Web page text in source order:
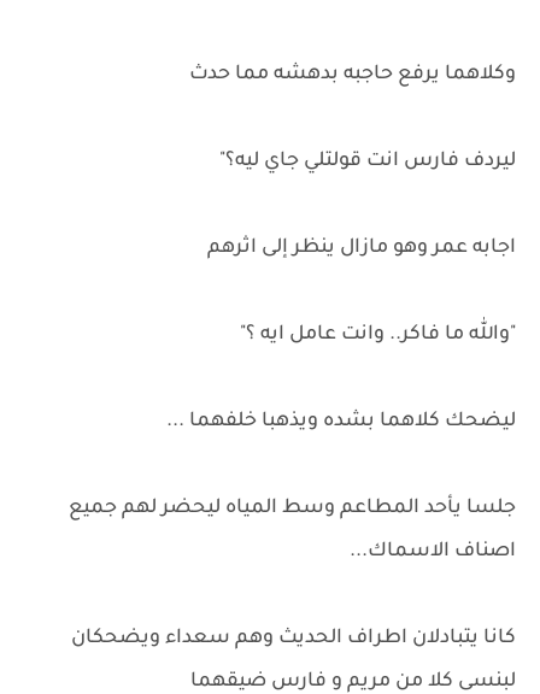
وكلاهما يرفع حاجبه بدهشه مما حدث
ليردف فارس انت قولتلي جاي ليه؟"
اجابه عمر وهو مازال ينظر إلى اثرهم
"والله ما فاكر.. وانت عامل ايه ؟"
ليضحك كلاهما بشده ويذهبا خلفهما ...
جلسا يأحد المطاعم وسط المياه ليحضر لهم جميع
اصناف الاسماك...
كانا يتبادلان اطراف الحديث وهم سعداء ويضحكان
لبنسى كلا من مريم و فارس ضيقهما